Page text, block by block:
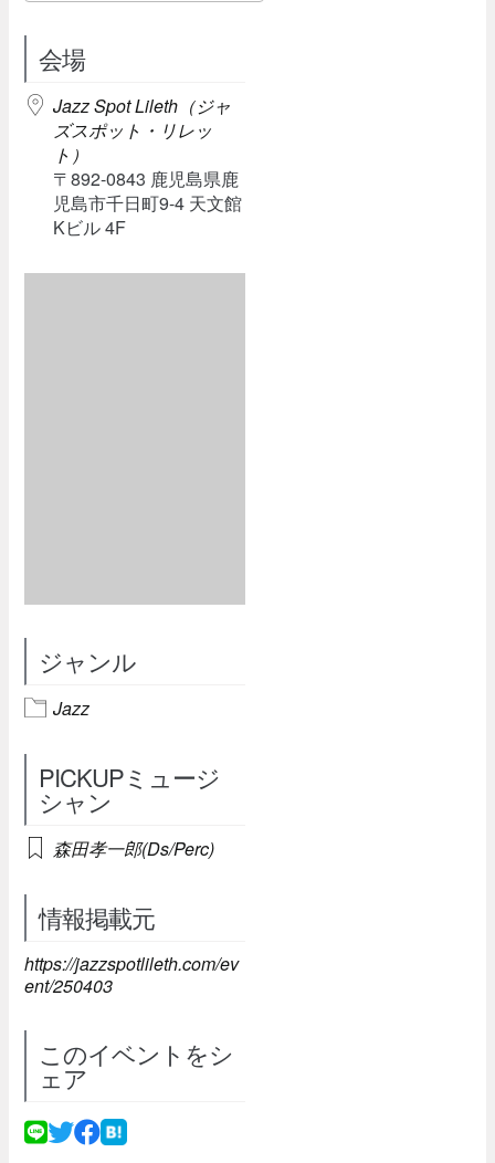
会場
Jazz Spot Lileth（ジャ
ズスポット・リレッ
ト）
〒892-0843 鹿児島県鹿
児島市千日町9-4 天文館
Kビル 4F
ジャンル
Jazz
PICKUPミュージ
シャン
森田孝一郎(Ds/Perc)
情報掲載元
https://jazzspotlileth.com/ev
ent/250403
このイベントをシ
ェア